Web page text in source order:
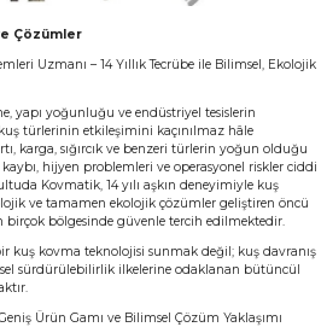
Çözümler
Uzmanı – 14 Yıllık Tecrübe ile Bilimsel, Ekolojik
yapı yoğunluğu ve endüstriyel tesislerin
türlerinin etkileşimini kaçınılmaz hâle
karga, sığırcık ve benzeri türlerin yoğun olduğu
hijyen problemleri ve operasyonel riskler ciddi
Kovmatik, 14 yılı aşkın deneyimiyle kuş
ve tamamen ekolojik çözümler geliştiren öncü
bölgesinde güvenle tercih edilmektedir.
kuş kovma teknolojisi sunmak değil; kuş davranış
sürdürülebilirlik ilkelerine odaklanan bütüncül
Ürün Gamı ve Bilimsel Çözüm Yaklaşımı